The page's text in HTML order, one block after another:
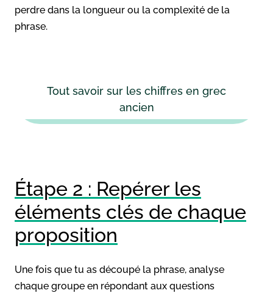
perdre dans la longueur ou la complexité de la
phrase.
Tout savoir sur les chiffres en grec
ancien
Étape 2 : Repérer les
éléments clés de chaque
proposition
Une fois que tu as découpé la phrase, analyse
chaque groupe en répondant aux questions